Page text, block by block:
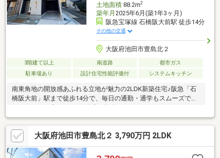
土地面積88.2m2
築年月 2025年6月(築1年3ヶ月)
阪急宝塚線 石橋阪大前駅 徒歩14分
その他の交通
大阪府池田市豊島北２
3階建て以上 南道路
都市ガス
駐車場あり
設計住宅性能評価付 システムキッチン
南東角地の開放感あふれる立地が魅力の2LDK新築住宅♪阪急「石
橋阪大前」駅まで徒歩14分で、毎日の通勤・通学もスムーズで
設備も充実♪ビルトインガレージ付きで、車をお持ちの方にも嬉し
い仕様です。北豊島小学校まで徒歩3分、買物施設も近くに揃い、
子育てにも日々の暮らしにも便利♪生活利便性の高さが光る、魅力
たっぷりの一邸です。気になる仕様や現地のご案内、住宅ローン
等の資金計画から追加工事、お引越しのお見積、住み替えの為の
大阪府池田市豊島北２ 3,790万円 2LDK